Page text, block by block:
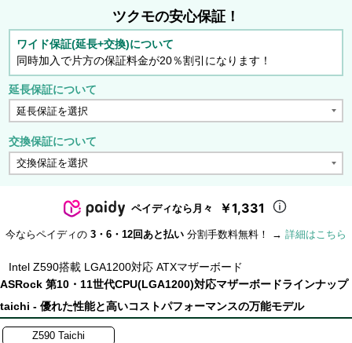
ツクモの安心保証！
ワイド保証(延長+交換)について
同時加入で片方の保証料金が20％割引になります！
延長保証について
交換保証について
ペイディなら月々 ￥1,331
今ならペイディの 3・6・12回あと払い 分割手数料無料！ → 詳細はこちら
Intel Z590搭載 LGA1200対応 ATXマザーボード
ASRock 第10・11世代CPU(LGA1200)対応マザーボードラインナップ
taichi - 優れた性能と高いコストパフォーマンスの万能モデル
Z590 Taichi